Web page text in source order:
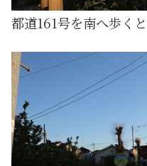
都道161号を南へ歩く